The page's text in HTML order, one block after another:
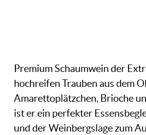
Premium Schaumwein der
hochreifen Trauben aus dem
Amarettoplätzchen, Brioche
ist er ein perfekter
und der Weinbergslage zum